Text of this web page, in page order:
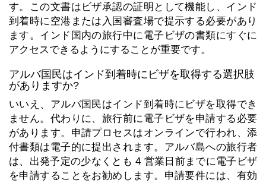
す。この文書はビザ承認の証明として機能し、インド
到着時に空港または入国審査場で提示する必要があり
ます。インド国内の旅行中に電子ビザの書類にすぐに
アクセスできるようにすることが重要です。
アルバ国民はインド到着時にビザを取得する選択肢
がありますか?
いいえ、アルバ国民はインド到着時にビザを取得でき
ません。代わりに、旅行前に電子ビザを申請する必要
があります。申請プロセスはオンラインで行われ、添
付書類は電子的に提出されます。アルバ島への旅行者
は、出発予定の少なくとも 4 営業日前までに電子ビザ
を申請することをお勧めします。申請要件には、有効